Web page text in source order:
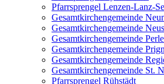
Pfarrsprengel Lenzen-Lanz-
Gesamtkirchengemeinde
Gesamtkirchengemeinde
Gesamtkirchengemeinde
Gesamtkirchengemeinde
Gesamtkirchengemeinde
Gesamtkirchengemeinde St.
Pfarrsprengel Rühstädt